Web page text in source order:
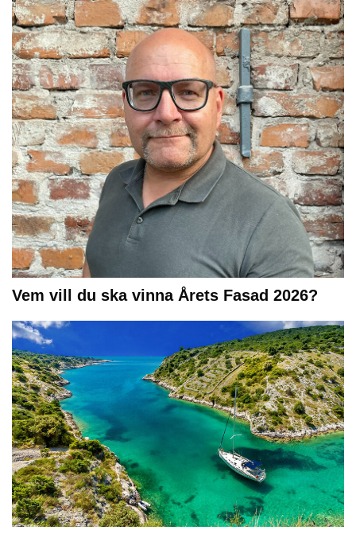
Vem vill du ska vinna Årets Fasad 2026?